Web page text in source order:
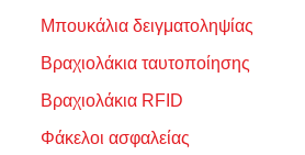
Μπουκάλια δειγματοληψίας
Βραχιολάκια ταυτοποίησης
Βραχιολάκια RFID
Φάκελοι ασφαλείας